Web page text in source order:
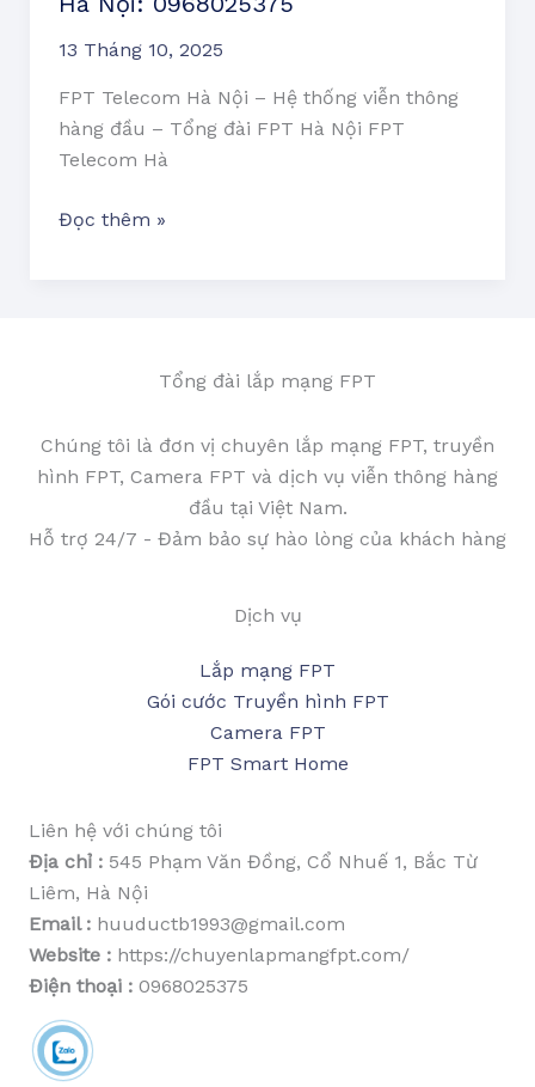
13 Tháng 10, 2025
FPT Telecom Hà Nội – Hệ thống viễn thông
hàng đầu – Tổng đài FPT Hà Nội FPT
Telecom Hà
0968025375
Đọc thêm »
Tổng đài lắp mạng FPT
Chúng tôi là đơn vị chuyên lắp mạng FPT, truyền
hình FPT, Camera FPT và dịch vụ viễn thông hàng
đầu tại Việt Nam.
Hỗ trợ 24/7 - Đảm bảo sự hào lòng của khách hàng
Dịch vụ
Lắp mạng FPT
Gói cước Truyền hình FPT
Camera FPT
FPT Smart Home
Liên hệ với chúng tôi
Địa chỉ : 545 Phạm Văn Đồng, Cổ Nhuế 1, Bắc Từ
Liêm, Hà Nội
Email : huuductb1993@gmail.com
Website : https://chuyenlapmangfpt.com/
Điện thoại : 0968025375